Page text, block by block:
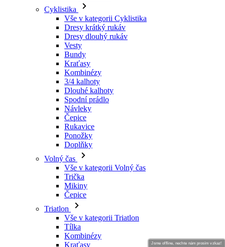
Cyklistika
Vše v kategorii Cyklistika
Dresy krátký rukáv
Dresy dlouhý rukáv
Vesty
Bundy
Kraťasy
Kombinézy
3/4 kalhoty
Dlouhé kalhoty
Spodní prádlo
Návleky
Čepice
Rukavice
Ponožky
Doplňky
Volný čas
Vše v kategorii Volný čas
Trička
Mikiny
Čepice
Triatlon
Vše v kategorii Triatlon
Tílka
Kombinézy
Kraťasy
Jsme offline, nechte nám prosím vzkaz!